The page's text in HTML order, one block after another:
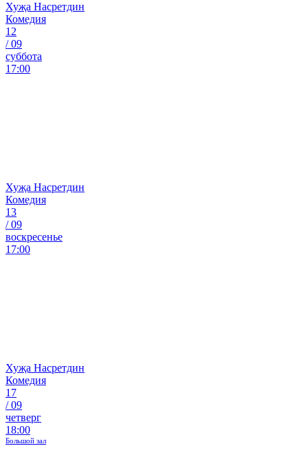
Хуҗа Насретдин
Комедия
12
/09
суббота
17:00
Хуҗа Насретдин
Комедия
13
/09
воскресенье
17:00
Хуҗа Насретдин
Комедия
17
/09
четверг
18:00
Большой зал